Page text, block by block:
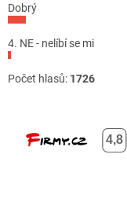
Dobrý
4. NE - nelíbí se mi
Počet hlasů: 1726